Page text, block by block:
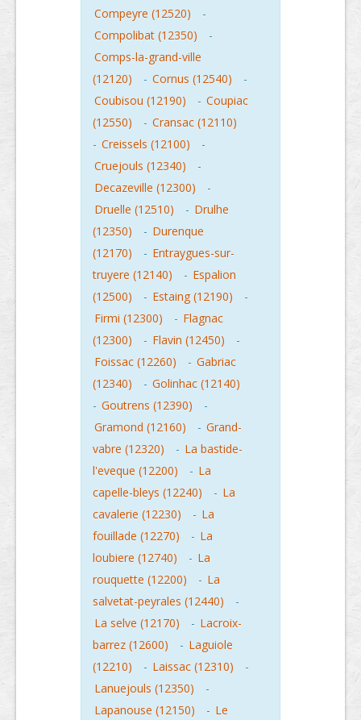
Compeyre (12520)
-
Compolibat (12350)
-
Comps-la-grand-ville
(12120)
- Cornus (12540)
-
Coubisou (12190)
- Coupiac
(12550)
- Cransac (12110)
- Creissels (12100)
-
Cruejouls (12340)
-
Decazeville (12300)
-
Druelle (12510)
- Drulhe
(12350)
- Durenque
(12170)
- Entraygues-sur-
truyere (12140)
- Espalion
(12500)
- Estaing (12190)
-
Firmi (12300)
- Flagnac
(12300)
- Flavin (12450)
-
Foissac (12260)
- Gabriac
(12340)
- Golinhac (12140)
- Goutrens (12390)
-
Gramond (12160)
- Grand-
vabre (12320)
- La bastide-
l'eveque (12200)
- La
capelle-bleys (12240)
- La
cavalerie (12230)
- La
fouillade (12270)
- La
loubiere (12740)
- La
rouquette (12200)
- La
salvetat-peyrales (12440)
-
La selve (12170)
- Lacroix-
barrez (12600)
- Laguiole
(12210)
- Laissac (12310)
-
Lanuejouls (12350)
-
Lapanouse (12150)
- Le